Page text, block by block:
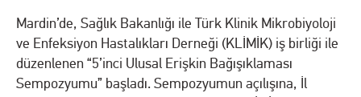
Mardin’de, Sağlık Bakanlığı ile Türk Klinik Mikrobiyoloji
ve Enfeksiyon Hastalıkları Derneği (KLİMİK) iş birliği ile
düzenlenen “5’inci Ulusal Erişkin Bağışıklaması
Sempozyumu” başladı. Sempozyumun açılışına, İl